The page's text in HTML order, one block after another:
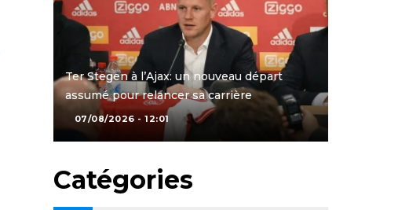
Ter Stegen à l’Ajax: un nouveau départ
assumé pour relancer sa carrière
07/08/2026 - 12:01
Catégories